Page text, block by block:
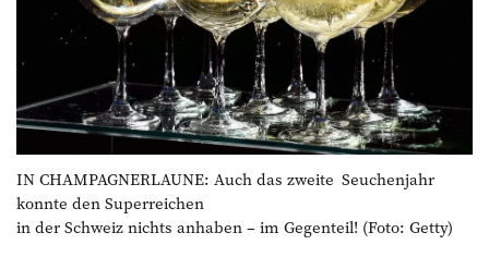
IN CHAMPAGNERLAUNE: Auch das zweite Seuchenjahr
konnte den Superreichen
in der Schweiz nichts anhaben – im Gegenteil! (Foto: Getty)